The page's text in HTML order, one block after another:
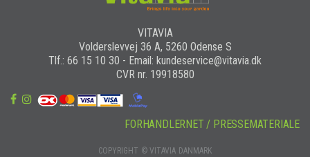
VITAVIA
Volderslevvej 36 A, 5260 Odense S
Tlf.: 66 15 10 30 - Email: kundeservice@vitavia.dk
CVR nr. 19918580
COPYRIGHT © VITAVIA DANMARK
FORHANDLERNET / PRESSEMATERIALE